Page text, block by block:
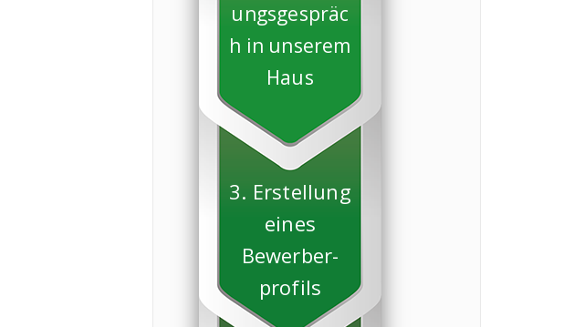
ungsgespräc
h in unserem
Haus
3. Erstellung
eines
Bewerber-
profils